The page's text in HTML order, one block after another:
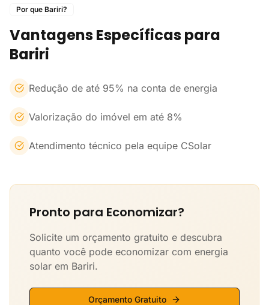
Por que Bariri?
Vantagens Específicas para
Bariri
Redução de até 95% na conta de energia
Valorização do imóvel em até 8%
Atendimento técnico pela equipe CSolar
Pronto para Economizar?
Solicite um orçamento gratuito e descubra
quanto você pode economizar com energia
solar em Bariri.
Orçamento Gratuito